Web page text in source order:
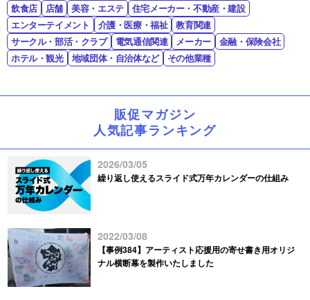
飲食店 店舗 美容・エステ
住宅メーカー・不動産・建設
エンターテイメント
介護・医療・福祉
教育関連
サークル・部活・クラブ
電気通信関連 メーカー
金融・保険会社
ホテル・観光
地域団体・自治体など その他業種
販促マガジン
人気記事ランキング
2026/03/05
繰り返し使えるスライド式万年カレンダーの仕組み
2022/03/08
【事例384】アーティスト応援用の寄せ書き用オリジ
ナル横断幕を製作いたしました